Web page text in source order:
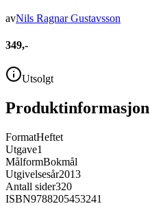
avNils Ragnar Gustavsson
349,-
Utsolgt
Produktinformasjon
FormatHeftet
Utgave1
MålformBokmål
Utgivelsesår2013
Antall sider320
ISBN9788205453241